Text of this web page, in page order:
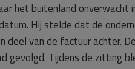
het buitenland
Hij stelde dat de
deel van de factuur
gevolgd. Tijdens de zitting